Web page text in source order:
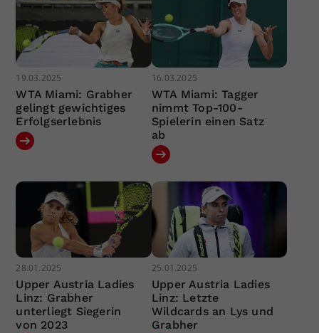
19.03.2025
WTA Miami: Grabher
gelingt gewichtiges
Erfolgserlebnis
16.03.2025
WTA Miami: Tagger
nimmt Top-100-
Spielerin einen Satz
ab
28.01.2025
Upper Austria Ladies
Linz: Grabher
unterliegt Siegerin
von 2023
25.01.2025
Upper Austria Ladies
Linz: Letzte
Wildcards an Lys und
Grabher